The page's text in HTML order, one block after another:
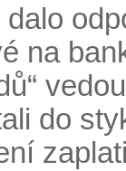
dalo
na
do